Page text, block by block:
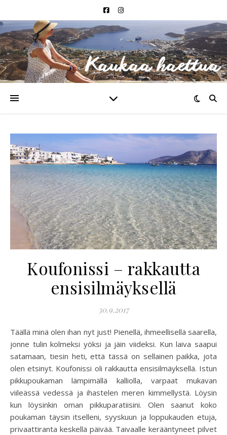
Koufonissi – rakkautta
ensisilmäyksellä
30.9.2017
Täällä minä olen ihan nyt just! Pienellä, ihmeellisellä saarella,
jonne tulin kolmeksi yöksi ja jäin viideksi. Kun laiva saapui
satamaan, tiesin heti, että tässä on sellainen paikka, jota
olen etsinyt. Koufonissi oli rakkautta ensisilmäyksellä. Istun
pikkupoukaman lämpimällä kalliolla, varpaat mukavan
viileässä vedessä ja ihastelen meren kimmellystä. Löysin
kun löysinkin oman pikkuparatiisini. Olen saanut koko
poukaman täysin itselleni, syyskuun ja loppukauden etuja,
privaattiranta keskellä päivää. Taivaalle kerääntyneet pilvet